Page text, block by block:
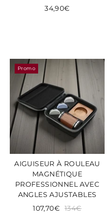
34,90€
Promo
AIGUISEUR À ROULEAU
MAGNÉTIQUE
PROFESSIONNEL AVEC
ANGLES AJUSTABLES
107,70€ 134€